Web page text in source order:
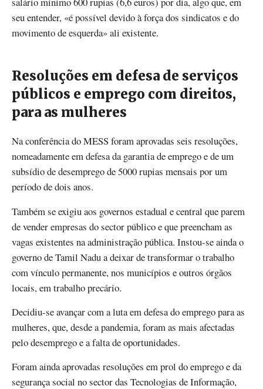
seu entender, «é possível devido à força dos sindicatos e do
movimento de esquerda» ali existente.
Resoluções em defesa de serviços
públicos e emprego com direitos,
para as mulheres
Na conferência do MESS foram aprovadas seis resoluções,
nomeadamente em defesa da garantia de emprego e de um
subsídio de desemprego de 5000 rupias mensais por um
período de dois anos.
Também se exigiu aos governos estadual e central que parem
de vender empresas do sector público e que preencham as
vagas existentes na administração pública. Instou-se ainda o
governo de Tamil Nadu a deixar de transformar o trabalho
com vínculo permanente, nos municípios e outros órgãos
locais, em trabalho precário.
Decidiu-se avançar com a luta em defesa do emprego para as
mulheres, que, desde a pandemia, foram as mais afectadas
pelo desemprego e a falta de oportunidades.
Foram ainda aprovadas resoluções em prol do emprego e da
segurança social no sector das Tecnologias de Informação,